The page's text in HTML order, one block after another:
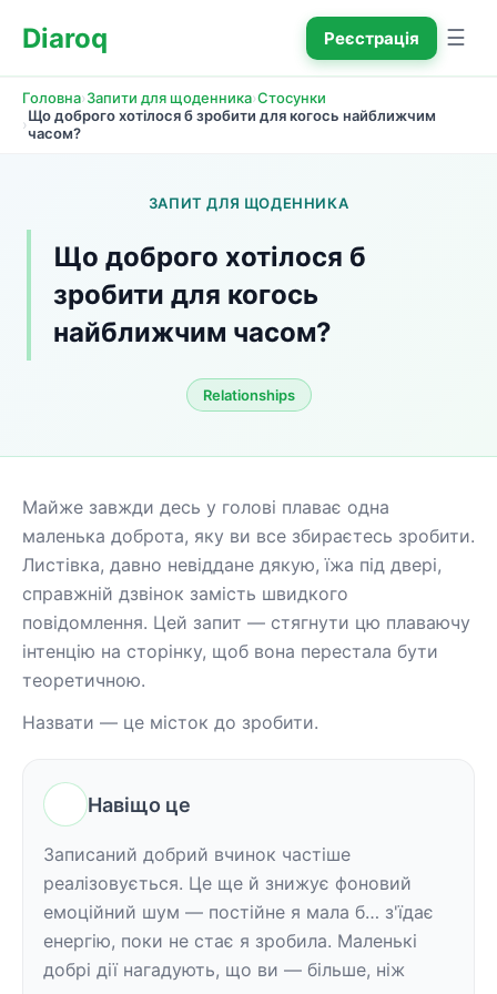
Diaroq Реєстрація ☰
Головна›Запити для щоденника›Стосунки
›Що доброго хотілося б зробити для когось найближчим
часом?
ЗАПИТ ДЛЯ ЩОДЕННИКА
Що доброго хотілося б
зробити для когось
найближчим часом?
Relationships
Майже завжди десь у голові плаває одна
маленька доброта, яку ви все збираєтесь зробити.
Листівка, давно невіддане дякую, їжа під двері,
справжній дзвінок замість швидкого
повідомлення. Цей запит — стягнути цю плаваючу
інтенцію на сторінку, щоб вона перестала бути
теоретичною.
Назвати — це місток до зробити.
Навіщо це
Записаний добрий вчинок частіше
реалізовується. Це ще й знижує фоновий
емоційний шум — постійне я мала б… з'їдає
енергію, поки не стає я зробила. Маленькі
добрі дії нагадують, що ви — більше, ніж